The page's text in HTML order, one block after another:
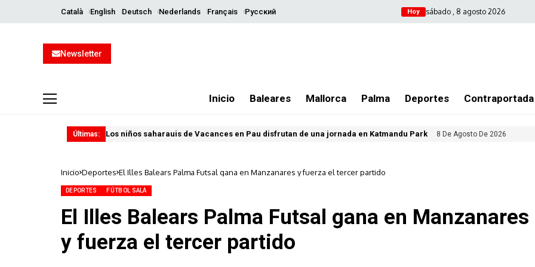
Català English Deutsch Nederlands Français Русский Hoy sábado , 8 agosto 2026
Newsletter
Inicio Baleares Mallorca Palma Deportes Contraportada
Últimas: Los niños saharauis de Vacances en Pau disfrutan de una jornada en Katmandu Park 8 De Agosto De 2026
Inicio Deportes El Illes Balears Palma Futsal gana en Manzanares y fuerza el tercer partido
DEPORTES FÚTBOL SALA
El Illes Balears Palma Futsal gana en Manzanares
y fuerza el tercer partido